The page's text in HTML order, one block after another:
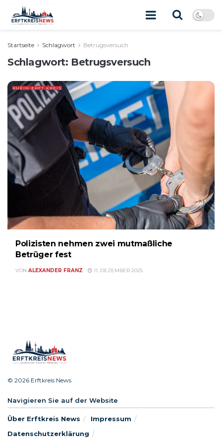
Startseite Schlagwort Betrugsversuch
Schlagwort: Betrugsversuch
RHEIN-ERFT-KREIS
Polizisten nehmen zwei mutmaßliche
Betrüger fest
VON ALEXANDER FRANZ 11. DEZEMBER 2025
© 2026 Erftkreis News
Navigieren Sie auf der Website
Über Erftkreis News
Impressum
Datenschutzerklärung